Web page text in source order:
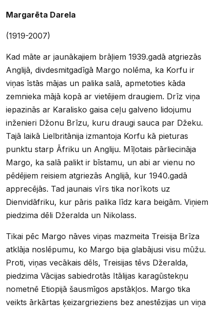
Margarēta Darela
(1919-2007)
Kad māte ar jaunākajiem brāļiem 1939.gadā atgriezās
Anglijā, divdesmitgadīgā Margo nolēma, ka Korfu ir
viņas īstās mājas un palika salā, apmetoties kāda
zemnieka mājā kopā ar vietējiem draugiem. Drīz viņa
iepazinās ar Karalisko gaisa ceļu galveno lidojumu
inženieri Džonu Brīzu, kuru draugi sauca par Džeku.
Tajā laikā Lielbritānija izmantoja Korfu kā pieturas
punktu starp Āfriku un Angliju. Mīļotais pārliecināja
Margo, ka salā palikt ir bīstamu, un abi ar vienu no
pēdējiem reisiem atgriezās Anglijā, kur 1940.gadā
apprecējās. Tad jaunais vīrs tika norīkots uz
Dienvidāfriku, kur pāris palika līdz kara beigām. Viņiem
piedzima dēli Džeralda un Nikolass.
Tikai pēc Margo nāves viņas mazmeita Treisija Brīza
atklāja noslēpumu, ko Margo bija glabājusi visu mūžu.
Proti, viņas vecākais dēls, Treisijas tēvs Džeralda,
piedzima Vācijas sabiedrotās Itālijas karagūstekņu
nometnē Etiopijā šausmīgos apstākļos. Margo tika
veikts ārkārtas ķeizargrieziens bez anestēzijas un viņa